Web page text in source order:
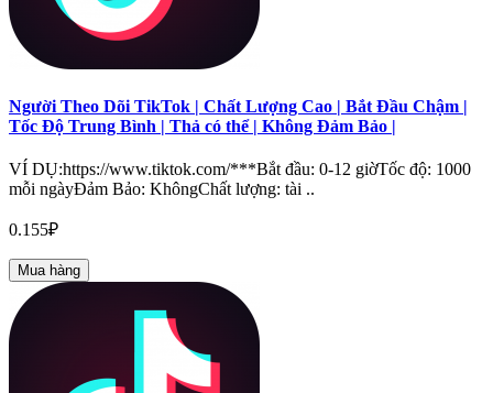
Người Theo Dõi TikTok | Chất Lượng Cao | Bắt Đầu Chậm |
Tốc Độ Trung Bình | Thả có thể | Không Đảm Bảo |
VÍ DỤ:https://www.tiktok.com/***Bắt đầu: 0-12 giờTốc độ: 1000
mỗi ngàyĐảm Bảo: KhôngChất lượng: tài ..
0.155₽
Mua hàng